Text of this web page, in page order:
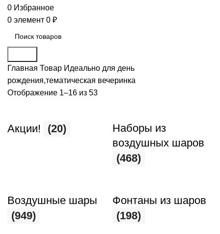
0 Избранное
0 элемент 0 ₽
Главная Товар Идеально для день
рождения,тематическая вечеринка
Отображение 1–16 из 53
Акции! (20)
Наборы из
воздушных шаров
(468)
Воздушные шары
(949)
Фонтаны из шаров
(198)